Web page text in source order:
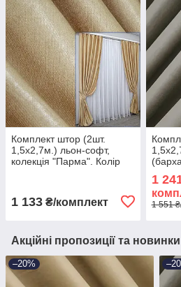
Комплект штор (2шт.
1,5х2,7м.) льон-софт,
колекція "Парма". Колір
1 133 ₴/комплект
947
1
1 551
Акційні пропозиції та новинки
–20%